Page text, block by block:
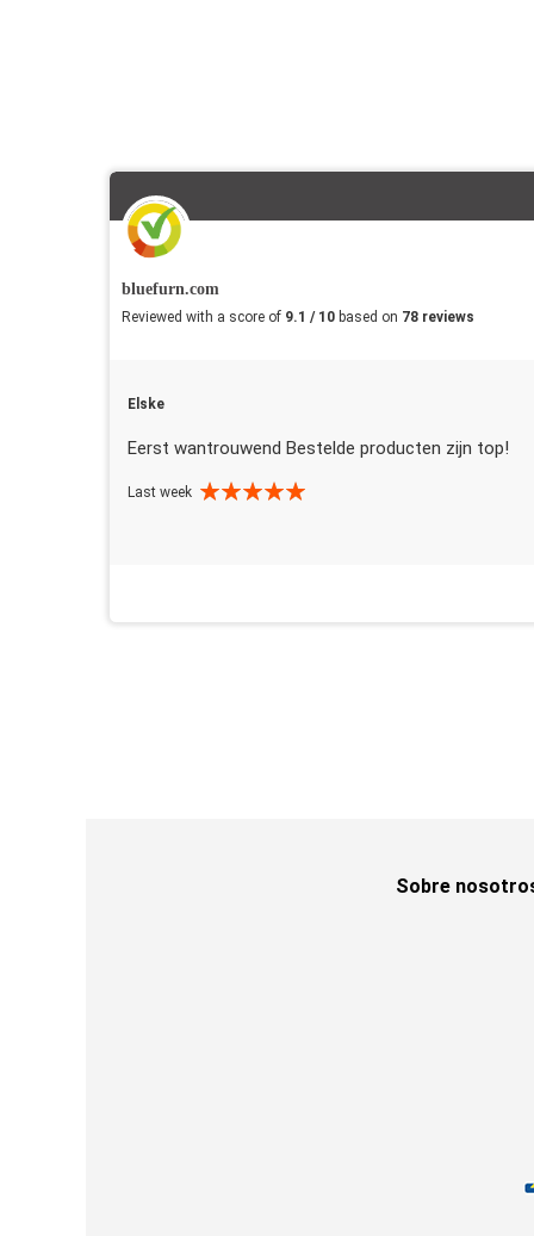
bluefurn.com
Reviewed with a score of 9.1 / 10 based on 78 reviews
Elske
Eerst wantrouwend Bestelde producten zijn top!
Last week
Sobre